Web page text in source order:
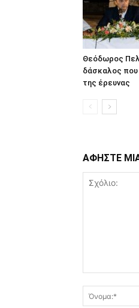
Θεόδωρος
δάσκαλος που
της έρευνας
ΑΦΗΣΤΕ